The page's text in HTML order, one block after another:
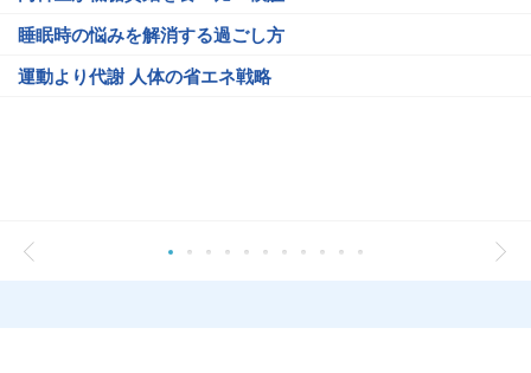
睡眠時の悩みを解消する過ごし方
運動より代謝 人体の省エネ戦略